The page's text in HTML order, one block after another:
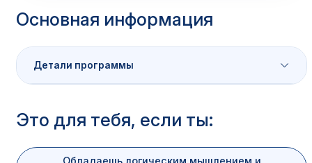
Основная информация
Детали программы
Характеристика
Это для тебя, если ты: